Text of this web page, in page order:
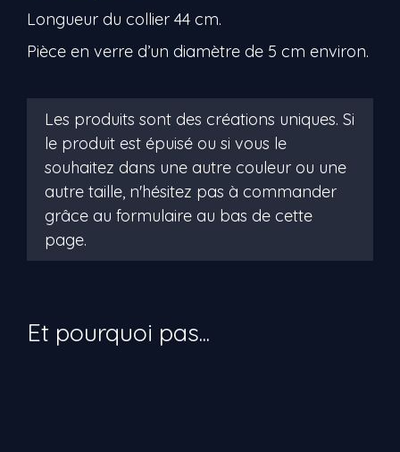
Longueur du collier 44 cm.
Pièce en verre d’un diamètre de 5 cm environ.